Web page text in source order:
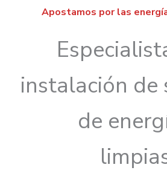
Apostamos por las
instalación de
de